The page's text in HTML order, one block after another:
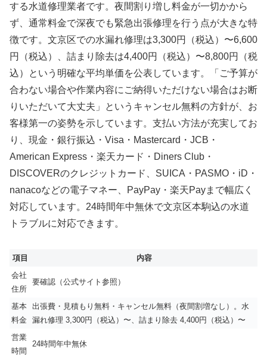
する水道修理業者です。夜間割り増し料金が一切かから
ず、通常料金で深夜でも緊急出張修理を行う点が大きな特
徴です。文京区での水漏れ修理は3,300円（税込）〜6,600
円（税込）、詰まり除去は4,400円（税込）〜8,800円（税
込）という明確な平均単価を公表しています。「ご予算が
合わない場合や作業内容にご納得いただけない場合はお断
りいただいて大丈夫」というキャンセル無料の方針が、お
客様第一の姿勢を示しています。支払い方法が充実してお
り、現金・銀行振込・Visa・Mastercard・JCB・
American Express・楽天カード・Diners Club・
DISCOVERのクレジットカード、SUICA・PASMO・iD・
nanacoなどの電子マネー、PayPay・楽天Payまで幅広く
対応しています。24時間年中無休で文京区本駒込の水道
トラブルに対応できます。
項目
内容
会社
住所
要確認（公式サイト参照）
基本
料金
出張費・見積もり無料・キャンセル無料（夜間割増なし）。水
漏れ修理 3,300円（税込）〜、詰まり除去 4,400円（税込）〜
営業
時間
24時間年中無休